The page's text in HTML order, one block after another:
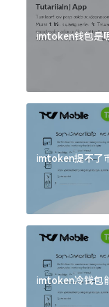
imtoken钱包是
imtoken提不了
imtoken冷钱包